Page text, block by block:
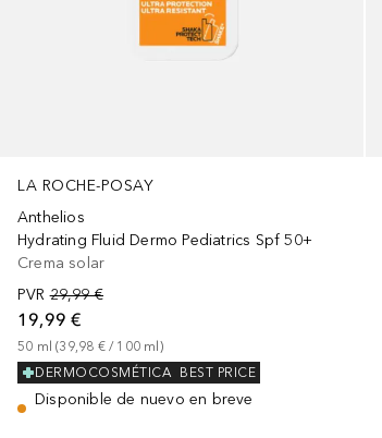
LA ROCHE-POSAY
Anthelios
Hydrating Fluid Dermo Pediatrics Spf 50+
Crema solar
PVR 29,99 €
19,99 €
50 ml (39,98 € / 100 ml )
DERMOCOSMÉTICA
BEST PRICE
Disponible de nuevo en breve